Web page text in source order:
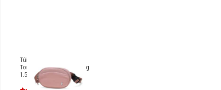
Túi đeo chéo Fashion
Tomtoc Slingbean Belt Bag
1.5L T32S1